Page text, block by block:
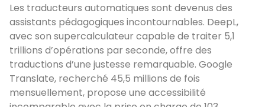
Les traducteurs automatiques sont devenus des
assistants pédagogiques incontournables. DeepL,
avec son supercalculateur capable de traiter 5,1
trillions d’opérations par seconde, offre des
traductions d’une justesse remarquable. Google
Translate, recherché 45,5 millions de fois
mensuellement, propose une accessibilité